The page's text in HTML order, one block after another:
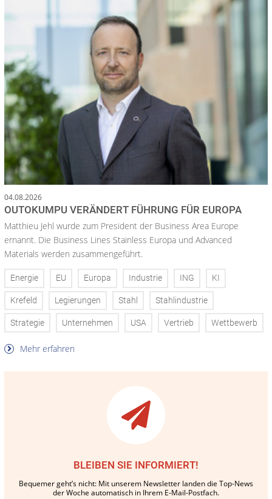
04.08.2026
OUTOKUMPU VERÄNDERT FÜHRUNG FÜR EUROPA
Matthieu Jehl wurde zum President der Business Area Europe
ernannt. Die Business Lines Stainless Europa und Advanced
Materials werden zusammengeführt.
Energie EU Europa Industrie ING KI
Krefeld Legierungen Stahl Stahlindustrie
Strategie Unternehmen USA Vertrieb Wettbewerb
Mehr erfahren
BLEIBEN SIE INFORMIERT!
Bequemer geht’s nicht: Mit unserem Newsletter landen die Top-News
der Woche automatisch in Ihrem E-Mail-Postfach.